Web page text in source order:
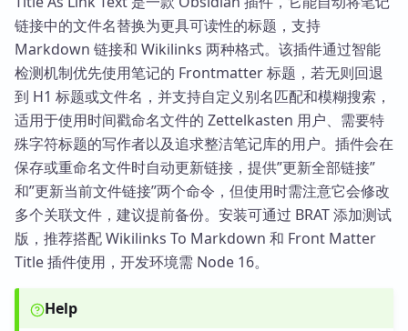
链接中的文件名替换为更具可读性的标题，支持
Markdown 链接和 Wikilinks 两种格式。该插件通过智能
检测机制优先使用笔记的 Frontmatter 标题，若无则回退
到 H1 标题或文件名，并支持自定义别名匹配和模糊搜索，
适用于使用时间戳命名文件的 Zettelkasten 用户、需要特
殊字符标题的写作者以及追求整洁笔记库的用户。插件会在
保存或重命名文件时自动更新链接，提供”更新全部链接”
和”更新当前文件链接”两个命令，但使用时需注意它会修改
多个关联文件，建议提前备份。安装可通过 BRAT 添加测试
版，推荐搭配 Wikilinks To Markdown 和 Front Matter
Title 插件使用，开发环境需 Node 16。
Help